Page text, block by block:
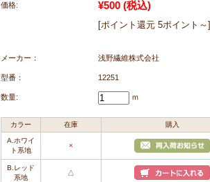
価格: ¥500 (税込)
[ポイント還元 5ポイント～]
メーカー： 浅野繊維株式会社
型番： 12251
数量: ｍ
カラー 在庫 購入
A.ホワイ
ト系地
×
B.レッド
系地
△